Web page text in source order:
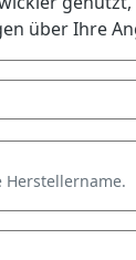
über Ihre